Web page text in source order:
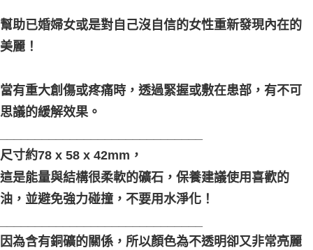
幫助已婚婦女或是對自己沒自信的女性重新發現內在的
美麗！
當有重大創傷或疼痛時，透過緊握或敷在患部，有不可
思議的緩解效果。
尺寸約78 x 58 x 42mm，
這是能量與結構很柔軟的礦石，保養建議使用喜歡的
油，並避免強力碰撞，不要用水淨化！
因為含有銅礦的關係，所以顏色為不透明卻又非常亮麗